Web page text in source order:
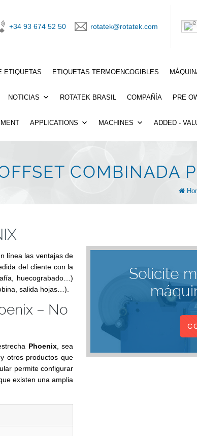
+34 93 674 52 50 rotatek@rotatek.com
ETIQUETAS ETIQUETAS TERMOENCOGIBLES
NOTICIAS ROTATEK BRASIL COMPAÑÍA PRE
APPLICATIONS MACHINES ADDED -
COMBINADA
línea las ventajas de
del cliente con la
huecograbado…)
salida hojas…).
– No
Phoenix, sea
otros productos que
permite configurar
existen una amplia
Solicite